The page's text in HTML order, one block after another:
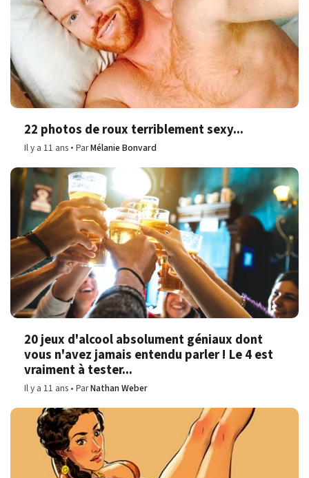
22 photos de roux terriblement sexy...
Il y a 11 ans ParMélanie Bonvard
20 jeux d'alcool absolument géniaux dont
vous n'avez jamais entendu parler ! Le 4 est
vraiment à tester...
Il y a 11 ans ParNathan Weber